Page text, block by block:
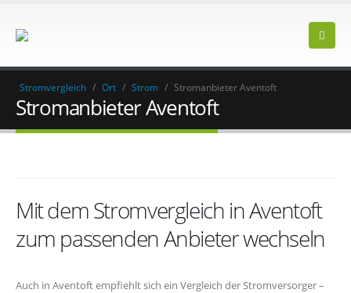
Stromvergleich / Ort / Strom / Stromanbieter Aventoft
Stromanbieter Aventoft
Mit dem Stromvergleich in Aventoft
zum passenden Anbieter wechseln
Auch in Aventoft empfiehlt sich ein Vergleich der Stromversorger –